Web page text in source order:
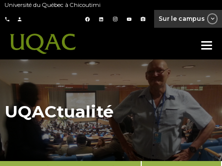
Université du Québec à Chicoutimi
Sur le campus
UQACtualité